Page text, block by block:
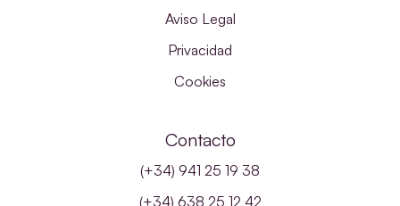
Aviso Legal
Privacidad
Cookies
Contacto
(+34) 941 25 19 38
(+34) 638 25 12 42